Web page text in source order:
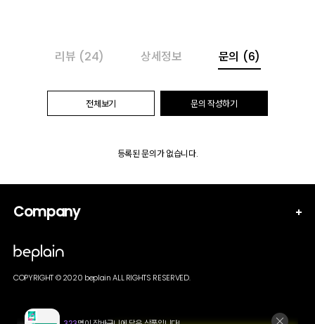
리뷰 (24) 상세정보 문의 (6)
전체보기 문의 작성하기
등록된 문의가 없습니다.
Company
COPYRIGHT © 2020 beplain ALL RIGHTS RESERVED.